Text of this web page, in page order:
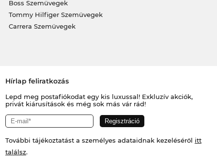
Boss Szemüvegek
Tommy Hilfiger Szemüvegek
Carrera Szemüvegek
Hírlap feliratkozás
Lepd meg postafiókodat egy kis luxussal! Exkluzív akciók,
privát kiárusítások és még sok más vár rád!
További tájékoztatást a személyes adataidnak kezeléséről itt
találsz.